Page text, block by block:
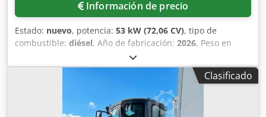
Información de precio
Estado: nuevo, potencia: 53 kW (72,06 CV), tipo de
combustible: diésel, Año de fabricación: 2026, Peso en
vacío: 9.780 kg. Dsdezrrw Aspfx Aahjck Póngase en
contacto con el departamento de ventas de KEY-TEC para
Clasificado